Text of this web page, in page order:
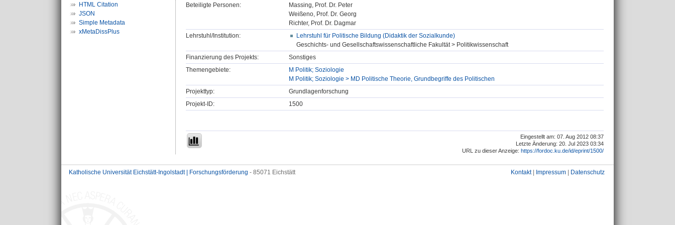
HTML Citation
JSON
Simple Metadata
xMetaDissPlus
Beteiligte Personen:
Massing, Prof. Dr. Peter
Weißeno, Prof. Dr. Georg
Richter, Prof. Dr. Dagmar
Lehrstuhl/Institution:
Lehrstuhl für Politische Bildung (Didaktik der Sozialkunde)
Geschichts- und Gesellschaftswissenschaftliche Fakultät > Politikwissenschaft
Finanzierung des Projekts:
Sonstiges
Themengebiete:
M Politik; Soziologie
M Politik; Soziologie > MD Politische Theorie, Grundbegriffe des Politischen
Projekttyp:
Grundlagenforschung
Projekt-ID:
1500
Eingestellt am: 07. Aug 2012 08:37
Letzte Änderung: 20. Jul 2023 03:34
URL zu dieser Anzeige: https://fordoc.ku.de/id/eprint/1500/
Katholische Universität Eichstätt-Ingolstadt | Forschungsförderung - 85071 Eichstätt Kontakt| Impressum Datenschutz